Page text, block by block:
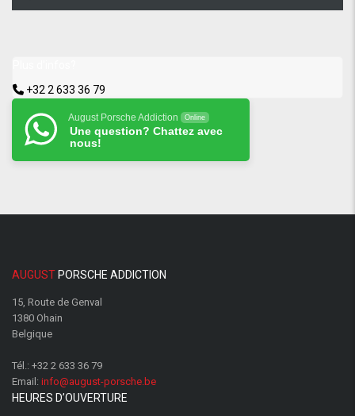
+32 2 633 36 79
August Porsche Addiction Online
Une question? Chattez avec
nous!
AUGUST PORSCHE ADDICTION
15, Route de Genval
1380 Ohain
Belgique
Tél.: +32 2 633 36 79
Email: info@august-porsche.be
HEURES D’OUVERTURE